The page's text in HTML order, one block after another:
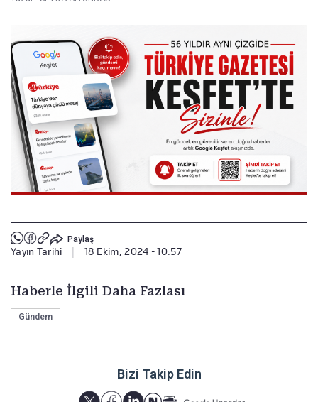
Paylaş
Yayın Tarihi 18 Ekim, 2024 - 10:57
Haberle İlgili Daha Fazlası
Gündem
Bizi Takip Edin